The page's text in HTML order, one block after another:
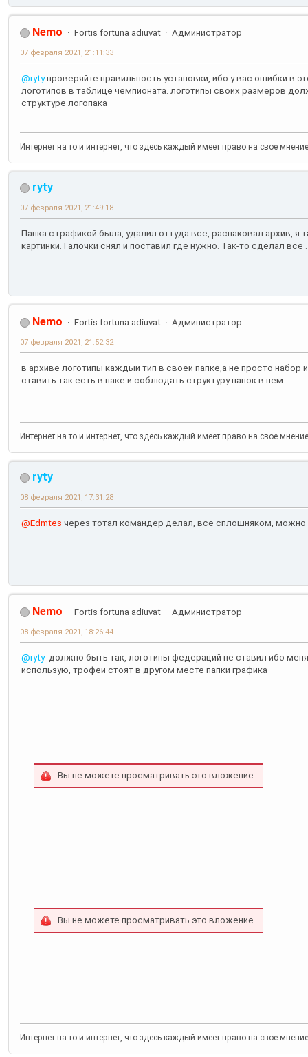
Nemo Fortis fortuna adiuvat Администратор
07 февраля 2021, 21:11:33
@rytyпроверяйте правильность установки, ибо у вас ошибки в
логотипов в таблице чемпионата. логотипы своих размеров
структуре логопака
Интернет на то и интернет, что здесь каждый имеет право на свое
ryty
07 февраля 2021, 21:49:18
Папка с графикой была, удалил оттуда все, распаковал архив, я
картинки. Галочки снял и поставил где нужно. Так-то сделал все .
Nemo Fortis fortuna adiuvat Администратор
07 февраля 2021, 21:52:32
в архиве логотипы каждый тип в своей папке,а не просто набор
ставить так есть в паке и соблюдать структуру папок в нем
Интернет на то и интернет, что здесь каждый имеет право на свое
ryty
08 февраля 2021, 17:31:28
@Edmtes через тотал командер делал, все сплошняком, можно
Nemo Fortis fortuna adiuvat Администратор
08 февраля 2021, 18:26:44
@rytyдолжно быть так, логотипы федераций не ставил ибо
использую, трофеи стоят в другом месте папки графика
Вы не можете просматривать это вложение.
Вы не можете просматривать это вложение.
Интернет на то и интернет, что здесь каждый имеет право на свое